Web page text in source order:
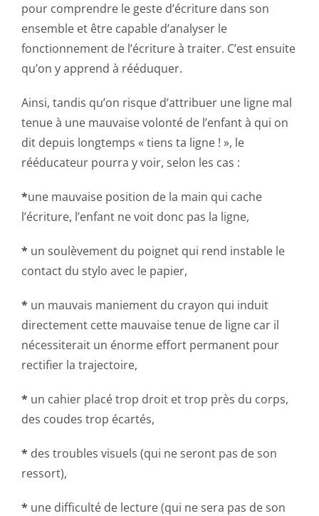
pour comprendre le geste d’écriture dans son
ensemble et être capable d’analyser le
fonctionnement de l’écriture à traiter. C’est ensuite
qu’on y apprend à rééduquer.
Ainsi, tandis qu’on risque d’attribuer une ligne mal
tenue à une mauvaise volonté de l’enfant à qui on
dit depuis longtemps « tiens ta ligne ! », le
rééducateur pourra y voir, selon les cas :
*une mauvaise position de la main qui cache
l’écriture, l’enfant ne voit donc pas la ligne,
* un soulèvement du poignet qui rend instable le
contact du stylo avec le papier,
* un mauvais maniement du crayon qui induit
directement cette mauvaise tenue de ligne car il
nécessiterait un énorme effort permanent pour
rectifier la trajectoire,
* un cahier placé trop droit et trop près du corps,
des coudes trop écartés,
* des troubles visuels (qui ne seront pas de son
ressort),
* une difficulté de lecture (qui ne sera pas de son